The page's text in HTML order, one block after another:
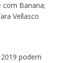
com Banana;
Vellasco
podem